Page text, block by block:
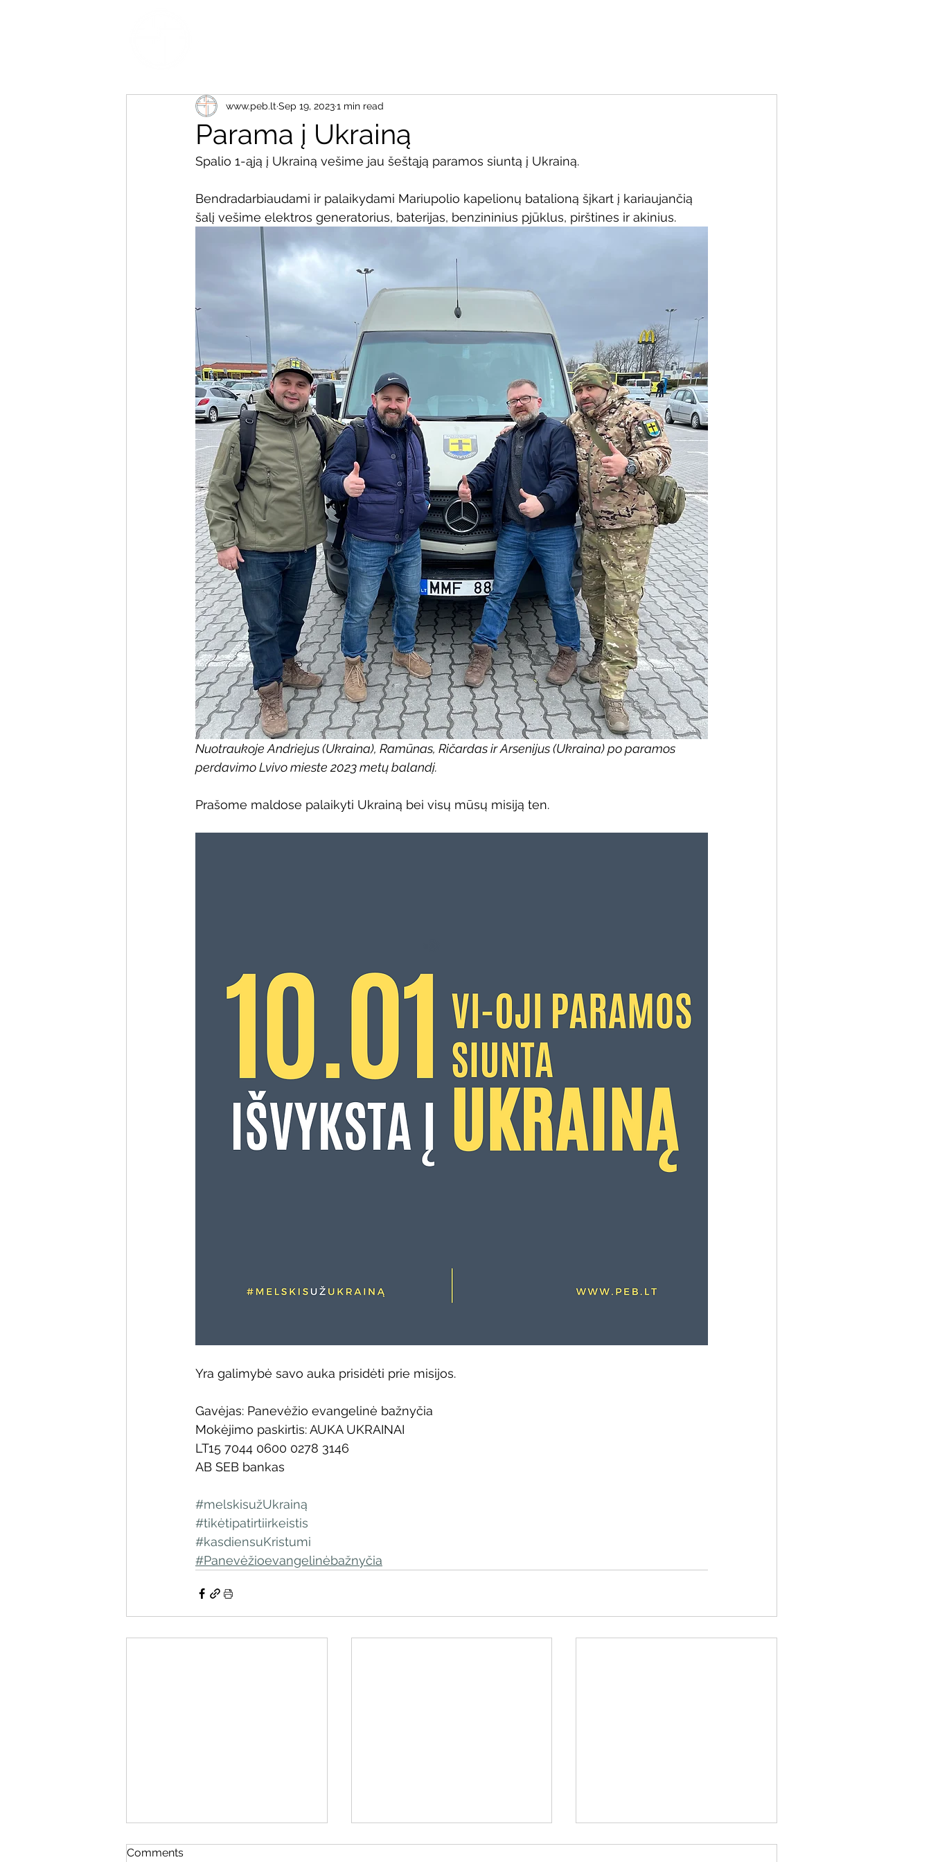
Parama į Ukrainą
www.peb.lt Sep 19, 20231 min read
Spalio 1-ąją į Ukrainą vešime jau šeštąją paramos siuntą į Ukrainą.
Bendradarbiaudami ir palaikydami Mariupolio kapelionų batalioną šįkart į kariaujančią
šalį vešime elektros generatorius, baterijas, benzininius pjūklus, pirštines ir akinius.
Nuotraukoje Andriejus (Ukraina), Ramūnas, Ričardas ir Arsenijus (Ukraina) po paramos
perdavimo Lvivo mieste 2023 metų balandį.
Prašome maldose palaikyti Ukrainą bei visų mūsų misiją ten.
Yra galimybė savo auka prisidėti prie misijos.
Gavėjas: Panevėžio evangelinė bažnyčia
Mokėjimo paskirtis: AUKA UKRAINAI
LT15 7044 0600 0278 3146
AB SEB bankas
#melskisužUkrainą
#tikėtipatirtiirkeistis
#kasdiensuKristumi
#Panevėžioevangelinėbažnyčia
Comments